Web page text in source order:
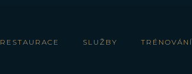
RESTAURACE SLUŽBY TRÉNOVÁNÍ